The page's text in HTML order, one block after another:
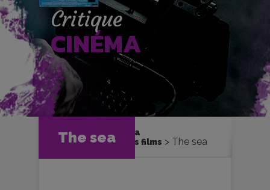
Critique
CINÉMA
The sea
Accueil
Cinéma
Critiques et fiches films
The sea